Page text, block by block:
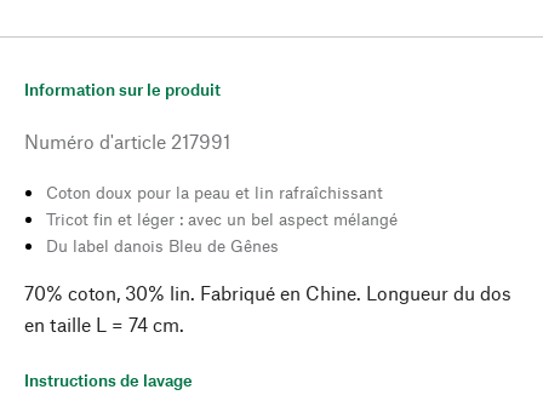
Information sur le produit
Numéro d'article 217991
Coton doux pour la peau et lin rafraîchissant
Tricot fin et léger : avec un bel aspect mélangé
Du label danois Bleu de Gênes
70% coton, 30% lin. Fabriqué en Chine. Longueur du dos
en taille L = 74 cm.
Instructions de lavage